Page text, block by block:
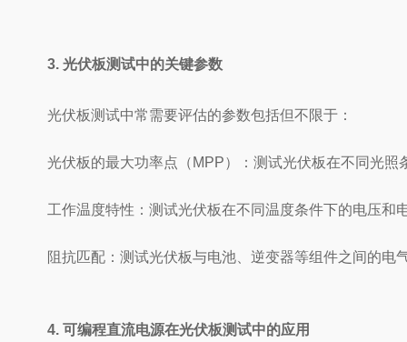
3. 光伏板测试中的关键参数
光伏板测试中常需要评估的参数包括但不限于：
光伏板的最大功率点（MPP）：测试光伏板在不同光
工作温度特性：测试光伏板在不同温度条件下的电压和
阻抗匹配：测试光伏板与电池、逆变器等组件之间的
4. 可编程直流电源在光伏板测试中的应用